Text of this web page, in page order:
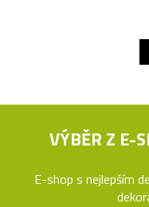
VÝBĚR Z E-
E-shop s nejlepším